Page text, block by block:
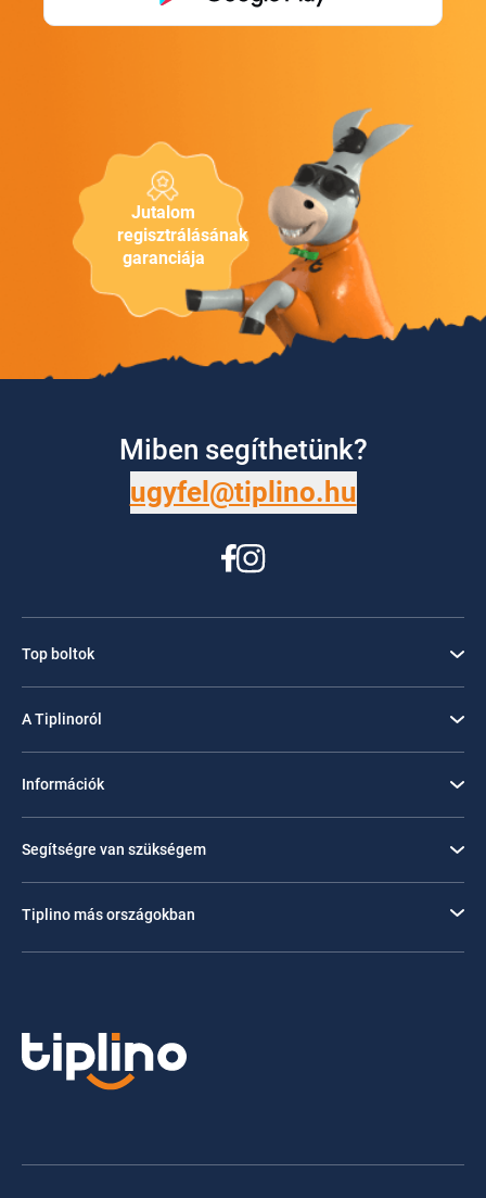
Jutalom
regisztrálásának
garanciája
Miben segíthetünk?
ugyfel@tiplino.hu
Top boltok
A Tiplinoról
Információk
Segítségre van szükségem
Tiplino más országokban